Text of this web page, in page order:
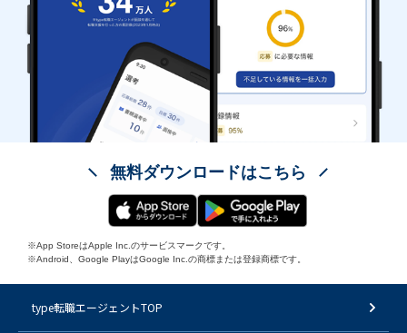
無料ダウンロードはこちら
※App StoreはApple Inc.のサービスマークです。
※Android、Google PlayはGoogle Inc.の商標または登録商標です。
type転職エージェントTOP